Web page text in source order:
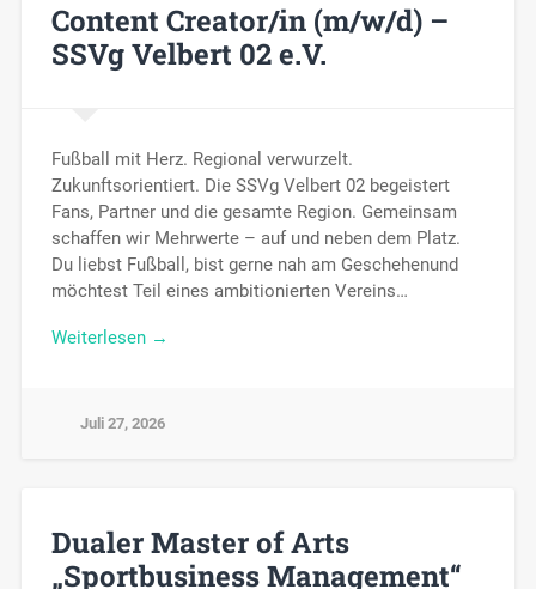
Content Creator/in (m/w/d) –
SSVg Velbert 02 e.V.
Fußball mit Herz. Regional verwurzelt.
Zukunftsorientiert. Die SSVg Velbert 02 begeistert
Fans, Partner und die gesamte Region. Gemeinsam
schaffen wir Mehrwerte – auf und neben dem Platz.
Du liebst Fußball, bist gerne nah am Geschehenund
möchtest Teil eines ambitionierten Vereins…
Weiterlesen →
Juli 27, 2026
Dualer Master of Arts
„Sportbusiness Management“